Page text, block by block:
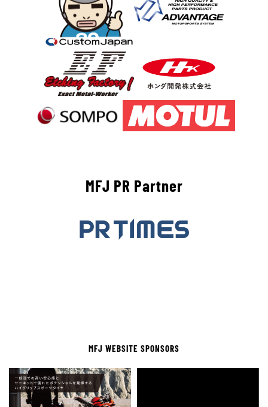
MFJ PR Partner
MFJ WEBSITE SPONSORS